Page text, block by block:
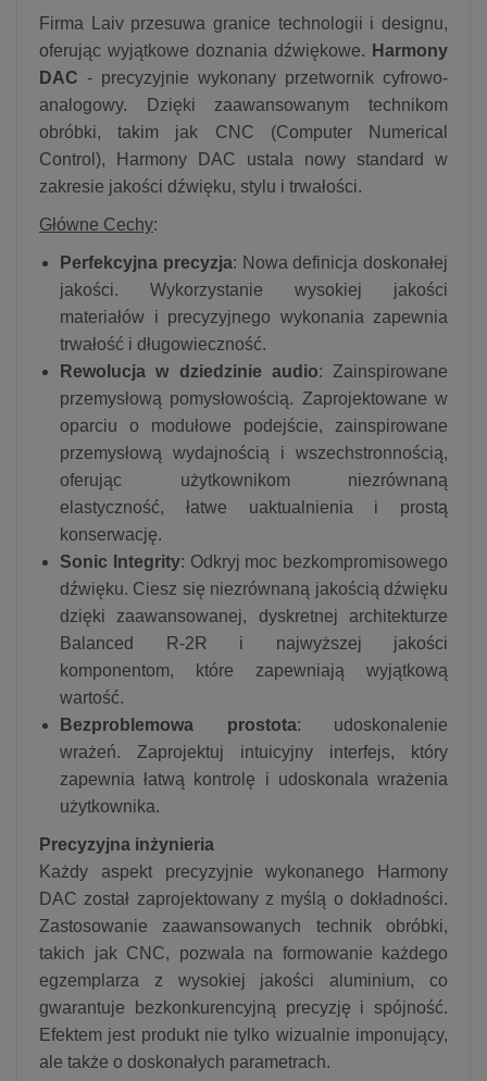
Firma Laiv przesuwa granice technologii i designu,
oferując wyjątkowe doznania dźwiękowe. Harmony
DAC - precyzyjnie wykonany przetwornik cyfrowo-
analogowy. Dzięki zaawansowanym technikom
obróbki, takim jak CNC (Computer Numerical
Control), Harmony DAC ustala nowy standard w
zakresie jakości dźwięku, stylu i trwałości.
Główne Cechy:
Perfekcyjna precyzja: Nowa definicja doskonałej
jakości. Wykorzystanie wysokiej jakości
materiałów i precyzyjnego wykonania zapewnia
trwałość i długowieczność.
Rewolucja w dziedzinie audio: Zainspirowane
przemysłową pomysłowością. Zaprojektowane w
oparciu o modułowe podejście, zainspirowane
przemysłową wydajnością i wszechstronnością,
oferując użytkownikom niezrównaną
elastyczność, łatwe uaktualnienia i prostą
konserwację.
Sonic Integrity: Odkryj moc bezkompromisowego
dźwięku. Ciesz się niezrównaną jakością dźwięku
dzięki zaawansowanej, dyskretnej architekturze
Balanced R-2R i najwyższej jakości
komponentom, które zapewniają wyjątkową
wartość.
Bezproblemowa prostota: udoskonalenie
wrażeń. Zaprojektuj intuicyjny interfejs, który
zapewnia łatwą kontrolę i udoskonala wrażenia
użytkownika.
Precyzyjna inżynieria
Każdy aspekt precyzyjnie wykonanego Harmony
DAC został zaprojektowany z myślą o dokładności.
Zastosowanie zaawansowanych technik obróbki,
takich jak CNC, pozwala na formowanie każdego
egzemplarza z wysokiej jakości aluminium, co
gwarantuje bezkonkurencyjną precyzję i spójność.
Efektem jest produkt nie tylko wizualnie imponujący,
ale także o doskonałych parametrach.